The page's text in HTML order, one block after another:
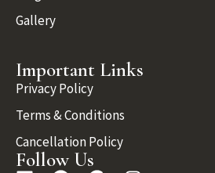
Gallery
Important Links
Privacy Policy
Terms & Conditions
Cancellation Policy
Follow Us